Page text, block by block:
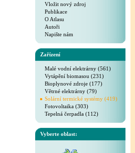
Vložit nový zdroj
Publikace
O Atlasu
Autoři
Napište nám
Zařízení
Malé vodní elektrárny (561)
Vytápění biomasou (231)
Bioplynové zdroje (177)
Větrné elektrárny (79)
Solární termické systémy (419)
Fotovoltaika (303)
Tepelná čerpadla (112)
Vyberte oblast: